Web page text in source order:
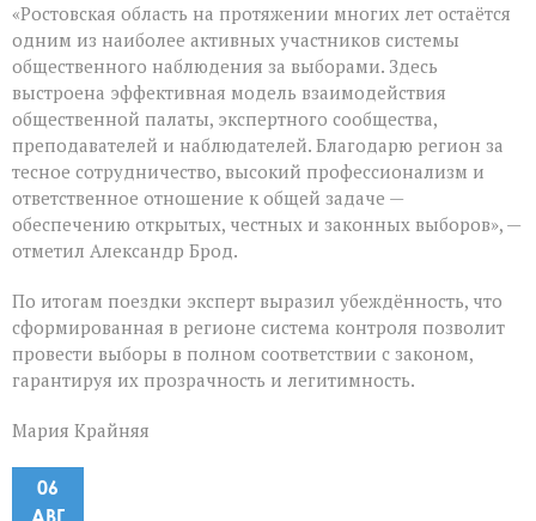
«Ростовская область на протяжении многих лет остаётся
одним из наиболее активных участников системы
общественного наблюдения за выборами. Здесь
выстроена эффективная модель взаимодействия
общественной палаты, экспертного сообщества,
преподавателей и наблюдателей. Благодарю регион за
тесное сотрудничество, высокий профессионализм и
ответственное отношение к общей задаче —
обеспечению открытых, честных и законных выборов», —
отметил Александр Брод.
По итогам поездки эксперт выразил убеждённость, что
сформированная в регионе система контроля позволит
провести выборы в полном соответствии с законом,
гарантируя их прозрачность и легитимность.
Мария Крайняя
06